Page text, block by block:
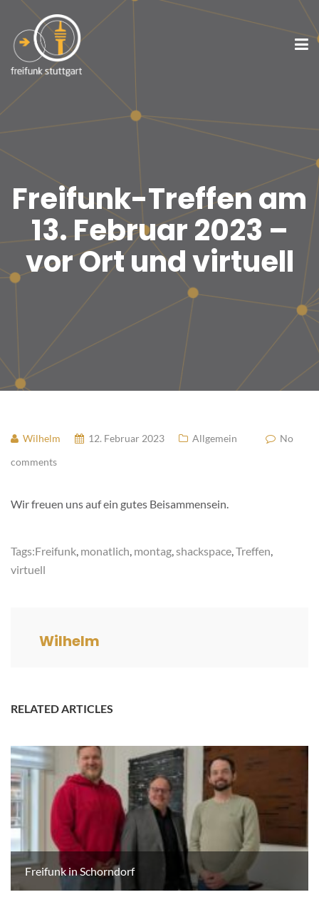
Freifunk-Treffen am
13. Februar 2023 –
vor Ort und virtuell
Wilhelm 12. Februar 2023 Allgemein
No
comments
Wir freuen uns auf ein gutes Beisammensein.
Tags:Freifunk, monatlich, montag,shackspace,Treffen,
virtuell
Wilhelm
RELATED ARTICLES
Freifunk in Schorndorf